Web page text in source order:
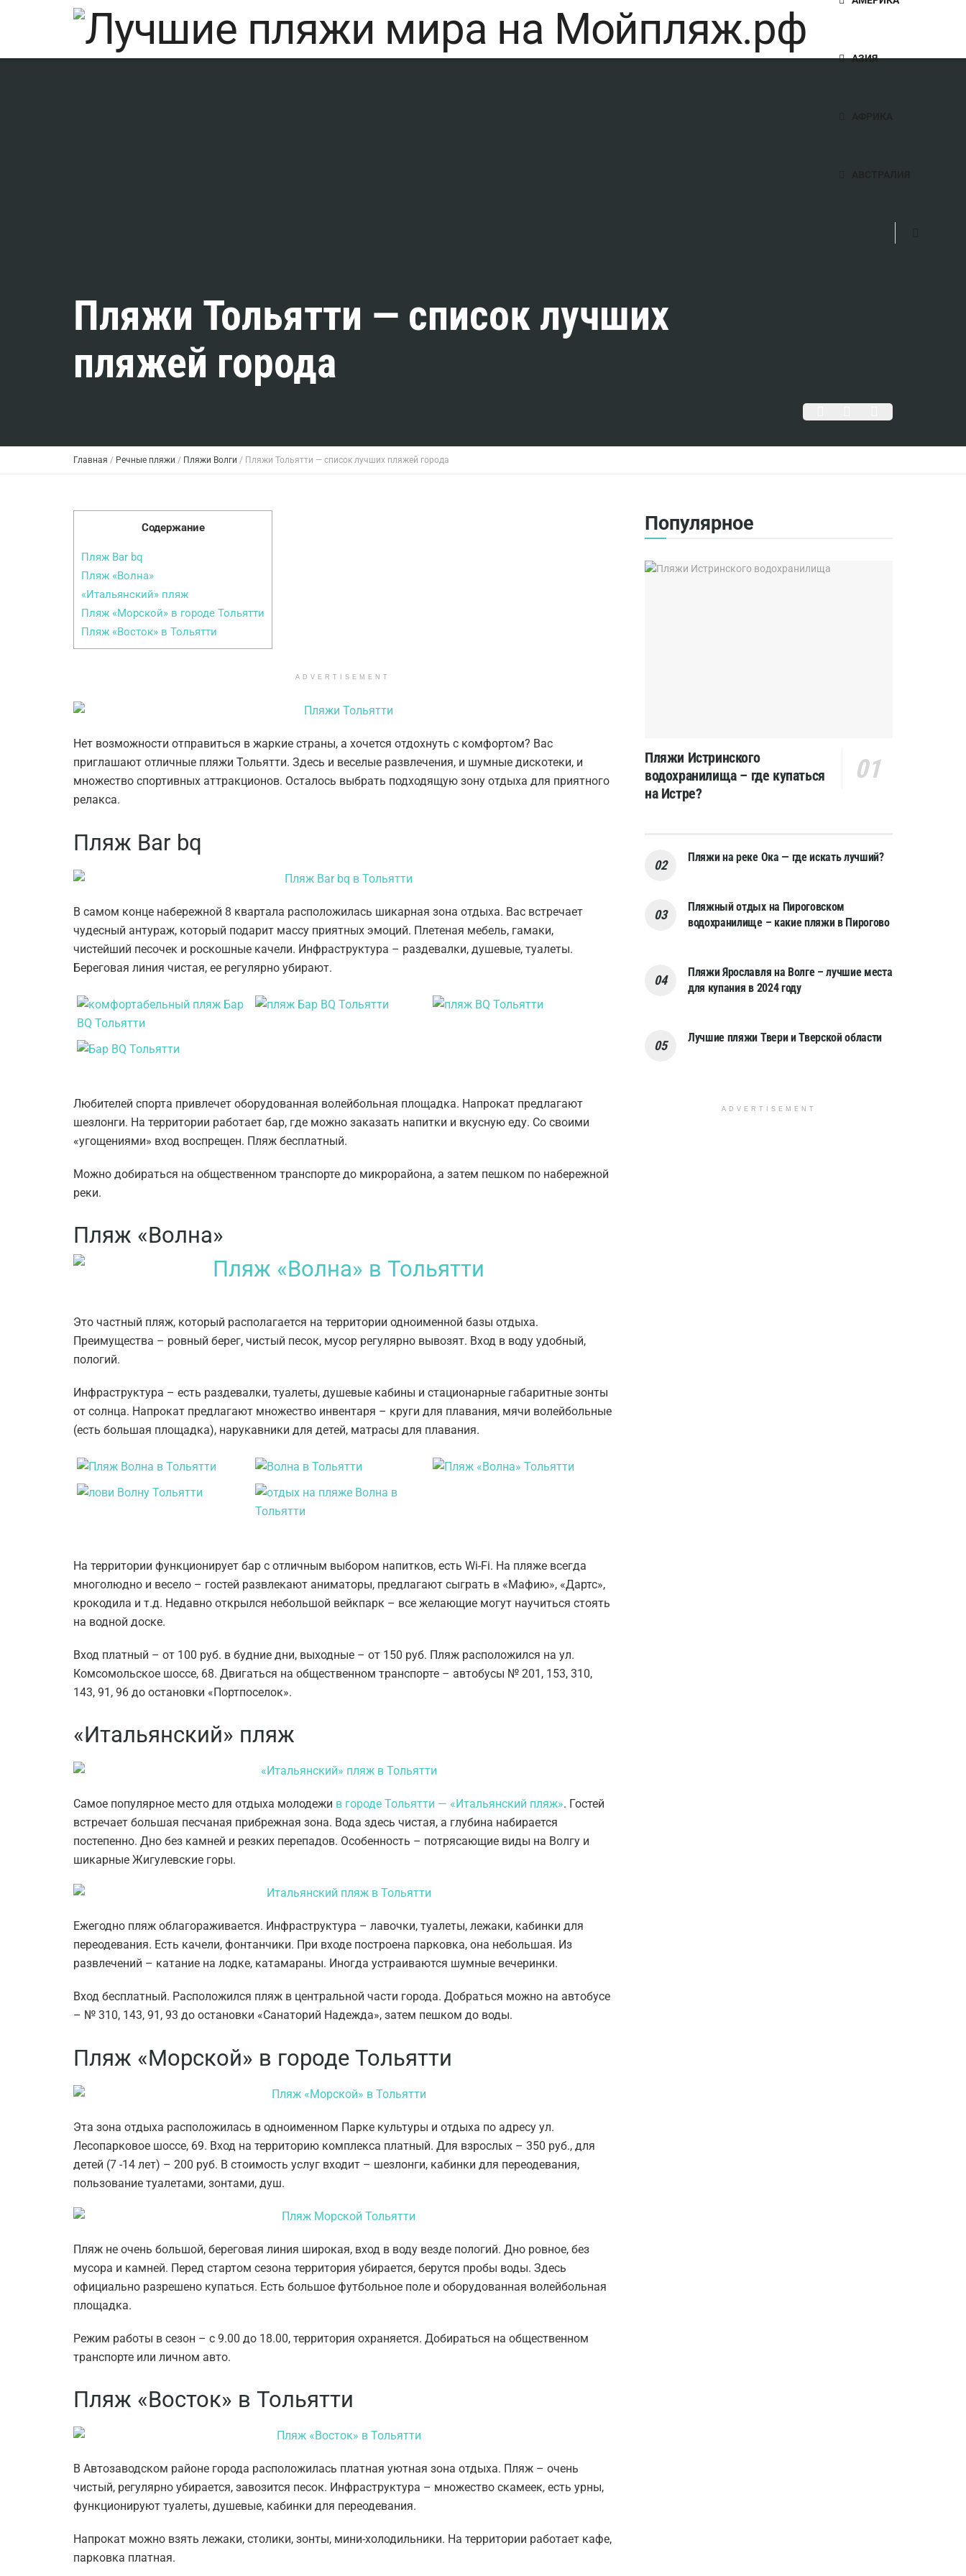
АЗИЯ
Пляжи Тольятти — список лучших
пляжей города
Главная / Речные пляжи / Пляжи Волги / Пляжи Тольятти — список лучших пляжей города
Содержание
Пляж Bar bq
Пляж «Волна»
«Итальянский» пляж
Пляж «Морской» в городе Тольятти
Пляж «Восток» в Тольятти
ADVERTISEMENT
Нет возможности отправиться в жаркие страны, а хочется отдохнуть с комфортом? Вас
приглашают отличные пляжи Тольятти. Здесь и веселые развлечения, и шумные дискотеки, и
множество спортивных аттракционов. Осталось выбрать подходящую зону отдыха для приятного
релакса.
Пляж Bar bq
В самом конце набережной 8 квартала расположилась шикарная зона отдыха. Вас встречает
чудесный антураж, который подарит массу приятных эмоций. Плетеная мебель, гамаки,
чистейший песочек и роскошные качели. Инфраструктура – раздевалки, душевые, туалеты.
Береговая линия чистая, ее регулярно убирают.
Любителей спорта привлечет оборудованная волейбольная площадка. Напрокат предлагают
шезлонги. На территории работает бар, где можно заказать напитки и вкусную еду. Со своими
«угощениями» вход воспрещен. Пляж бесплатный.
Можно добираться на общественном транспорте до микрорайона, а затем пешком по набережной
реки.
Пляж «Волна»
Это частный пляж, который располагается на территории одноименной базы отдыха.
Преимущества – ровный берег, чистый песок, мусор регулярно вывозят. Вход в воду удобный,
пологий.
Инфраструктура – есть раздевалки, туалеты, душевые кабины и стационарные габаритные зонты
от солнца. Напрокат предлагают множество инвентаря – круги для плавания, мячи волейбольные
(есть большая площадка), нарукавники для детей, матрасы для плавания.
На территории функционирует бар с отличным выбором напитков, есть Wi-Fi. На пляже всегда
многолюдно и весело – гостей развлекают аниматоры, предлагают сыграть в «Мафию», «Дартс»,
крокодила и т.д. Недавно открылся небольшой вейкпарк – все желающие могут научиться стоять
на водной доске.
Вход платный – от 100 руб. в будние дни, выходные – от 150 руб. Пляж расположился на ул.
Комсомольское шоссе, 68. Двигаться на общественном транспорте – автобусы № 201, 153, 310,
143, 91, 96 до остановки «Портпоселок».
«Итальянский» пляж
Самое популярное место для отдыха молодежи в городе Тольятти — «Итальянский пляж». Гостей
встречает большая песчаная прибрежная зона. Вода здесь чистая, а глубина набирается
постепенно. Дно без камней и резких перепадов. Особенность – потрясающие виды на Волгу и
шикарные Жигулевские горы.
Ежегодно пляж облагораживается. Инфраструктура – лавочки, туалеты, лежаки, кабинки для
переодевания. Есть качели, фонтанчики. При входе построена парковка, она небольшая. Из
развлечений – катание на лодке, катамараны. Иногда устраиваются шумные вечеринки.
Вход бесплатный. Расположился пляж в центральной части города. Добраться можно на автобусе
– № 310, 143, 91, 93 до остановки «Санаторий Надежда», затем пешком до воды.
Пляж «Морской» в городе Тольятти
Эта зона отдыха расположилась в одноименном Парке культуры и отдыха по адресу ул.
Лесопарковое шоссе, 69. Вход на территорию комплекса платный. Для взрослых – 350 руб., для
детей (7 -14 лет) – 200 руб. В стоимость услуг входит – шезлонги, кабинки для переодевания,
пользование туалетами, зонтами, душ.
Пляж не очень большой, береговая линия широкая, вход в воду везде пологий. Дно ровное, без
мусора и камней. Перед стартом сезона территория убирается, берутся пробы воды. Здесь
официально разрешено купаться. Есть большое футбольное поле и оборудованная волейбольная
площадка.
Режим работы в сезон – с 9.00 до 18.00, территория охраняется. Добираться на общественном
транспорте или личном авто.
Пляж «Восток» в Тольятти
В Автозаводском районе города расположилась платная уютная зона отдыха. Пляж – очень
чистый, регулярно убирается, завозится песок. Инфраструктура – множество скамеек, есть урны,
функционируют туалеты, душевые, кабинки для переодевания.
Напрокат можно взять лежаки, столики, зонты, мини-холодильники. На территории работает кафе,
парковка платная.
Популярное
Пляжи Истринского
водохранилища – где купаться
на Истре?
Пляжи на реке Ока — где искать лучший?
Пляжный отдых на Пироговском
водохранилище – какие пляжи в Пирогово
Пляжи Ярославля на Волге – лучшие места
для купания в 2024 году
Лучшие пляжи Твери и Тверской области
ADVERTISEMENT